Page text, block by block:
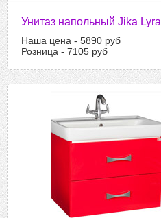
Унитаз напольный Jika Lyra
Наша цена - 5890 руб
Розница - 7105 руб